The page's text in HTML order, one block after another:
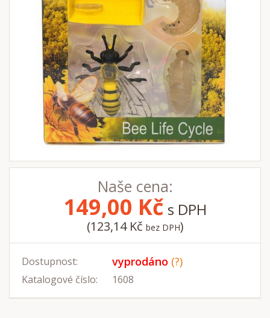
Naše cena:
149,00 Kč s DPH
(123,14 Kč bez DPH)
Dostupnost: vyprodáno (?)
Katalogové číslo: 1608